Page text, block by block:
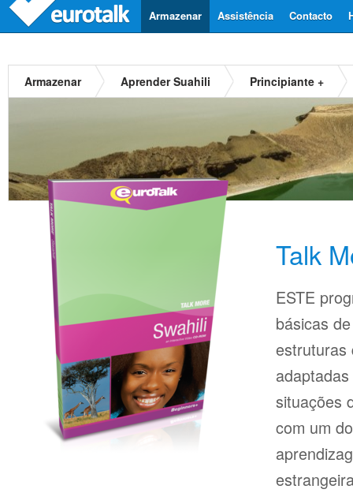
Contacto
Assistência
Armazenar
Armazenar Aprender Suahili Principiante +
Talk
ESTE
básicas
estruturas
situações
com um